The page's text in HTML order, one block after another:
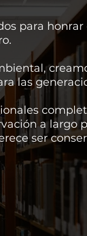
para
las
a largo
ser